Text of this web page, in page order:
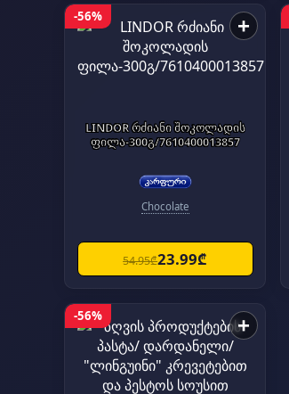
-56% +
LINDOR რძიანი შოკოლადის
ფილა-300გ/7610400013857
Chocolate
54.95₾23.99₾
-56% +